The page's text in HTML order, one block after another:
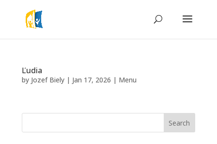
Ľudia
by Jozef Biely| Jan 17, 2026 | Menu
Search